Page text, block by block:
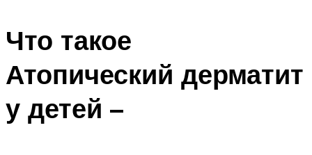
Что такое
Атопический дерматит
у детей –